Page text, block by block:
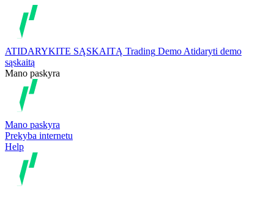
ATIDARYKITE SĄSKAITĄ Trading Demo Atidaryti demo
sąskaitą
Mano paskyra
Mano paskyra
Prekyba internetu
Help